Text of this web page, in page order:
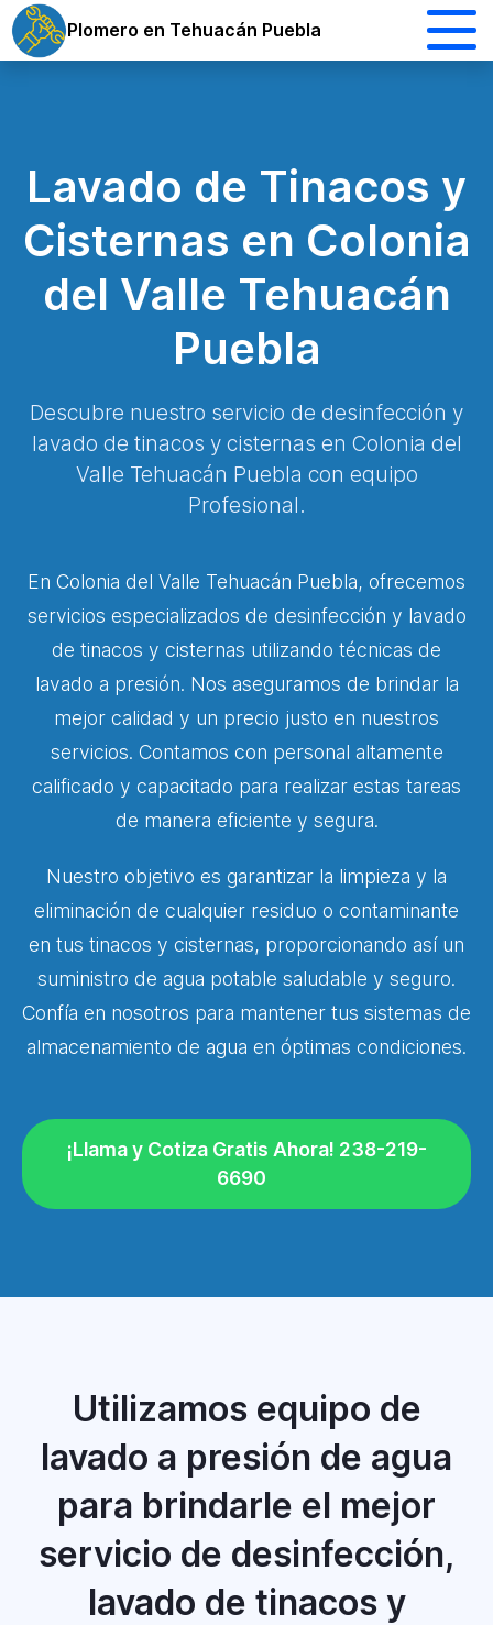
Plomero en Tehuacán Puebla
Lavado de Tinacos y
Cisternas en Colonia
del Valle Tehuacán
Puebla
Descubre nuestro servicio de desinfección y
lavado de tinacos y cisternas en Colonia del
Valle Tehuacán Puebla con equipo
Profesional.
En Colonia del Valle Tehuacán Puebla, ofrecemos
servicios especializados de desinfección y lavado
de tinacos y cisternas utilizando técnicas de
lavado a presión. Nos aseguramos de brindar la
mejor calidad y un precio justo en nuestros
servicios. Contamos con personal altamente
calificado y capacitado para realizar estas tareas
de manera eficiente y segura.
Nuestro objetivo es garantizar la limpieza y la
eliminación de cualquier residuo o contaminante
en tus tinacos y cisternas, proporcionando así un
suministro de agua potable saludable y seguro.
Confía en nosotros para mantener tus sistemas de
almacenamiento de agua en óptimas condiciones.
¡Llama y Cotiza Gratis Ahora! 238-219-
6690
Utilizamos equipo de
lavado a presión de agua
para brindarle el mejor
servicio de desinfección,
lavado de tinacos y